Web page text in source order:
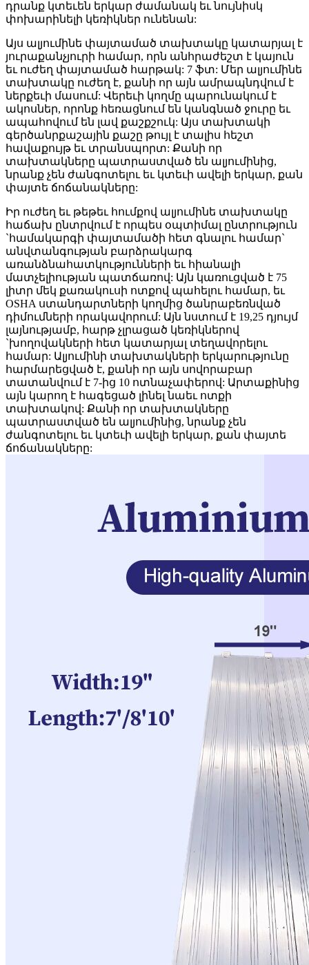
դրանք կտեւեն երկար ժամանակ եւ նույնիսկ
փոխարինելի կեռիկներ ունենան:
Այս ալյումինե փայտամած տախտակը կատարյալ է
յուրաքանչյուրի համար, որն անհրաժեշտ է կայուն
եւ ուժեղ փայտամած հարթակ: 7 ֆտ: Մեր ալյումինե
տախտակը ուժեղ է, քանի որ այն ամրապնդվում է
ներքեւի մասում: Վերեւի կողմը պարունակում է
ակոսներ, որոնք հեռացնում են կանգնած ջուրը եւ
ապահովում են լավ քաշքշուկ: Այս տախտակի
գերծանրքաշային քաշը թույլ է տալիս հեշտ
հավաքույթ եւ տրանսպորտ: Քանի որ
տախտակները պատրաստված են ալյումինից,
նրանք չեն ժանգոտելու եւ կտեւի ավելի երկար, քան
փայտե ճոճանակները:
Իր ուժեղ եւ թեթեւ հումքով ալյումինե տախտակը
հաճախ ընտրվում է որպես օպտիմալ ընտրություն
`համակարգի փայտամածի հետ գնալու համար`
անվտանգության բարձրակարգ
առանձնահատկությունների եւ հիանալի
մատչելիության պատճառով: Այն կառուցված է 75
լիտր մեկ քառակուսի ոտքով պահելու համար, եւ
OSHA ստանդարտների կողմից ծանրաբեռնված
դիմումների որակավորում: Այն նստում է 19,25 դյույմ
լայնությամբ, հարթ չլրացած կեռիկներով
`խողովակների հետ կատարյալ տեղավորելու
համար: Ալյումինի տախտակների երկարությունը
հարմարեցված է, քանի որ այն սովորաբար
տատանվում է 7-ից 10 ոտնաչափերով: Արտաքինից
այն կարող է հագեցած լինել նաեւ ոտքի
տախտակով: Քանի որ տախտակները
պատրաստված են ալյումինից, նրանք չեն
ժանգոտելու եւ կտեւի ավելի երկար, քան փայտե
ճոճանակները: